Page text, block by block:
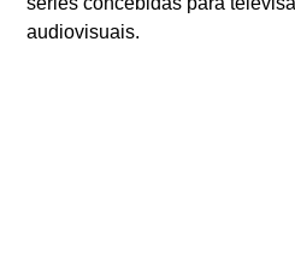
audiovisuais.